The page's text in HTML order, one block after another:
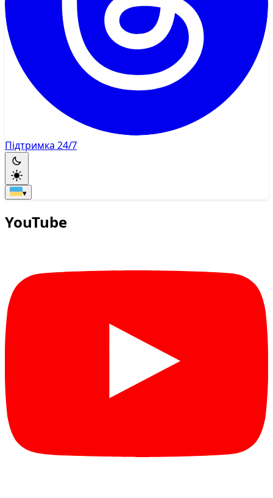
Підтримка 24/7
▾
YouTube